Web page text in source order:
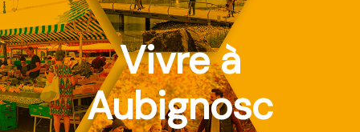
Vivre à
Aubignosc